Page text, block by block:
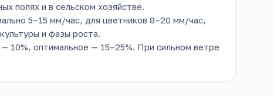
полях и в сельском хозяйстве.
5–15 мм/час, для цветников 8–20 мм/час,
и фазы роста.
10%, оптимальное — 15–25%. При сильном ветре